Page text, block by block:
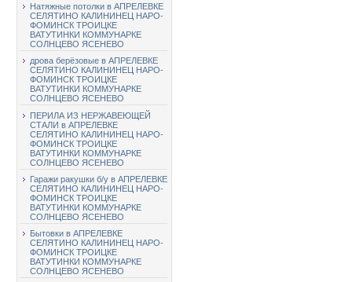
Натяжные потолки в АПРЕЛЕВКЕ
СЕЛЯТИНО КАЛИНИНЕЦ НАРО-
ФОМИНСК ТРОИЦКЕ
ВАТУТИНКИ КОММУНАРКЕ
СОЛНЦЕВО ЯСЕНЕВО
дрова берёзовые в АПРЕЛЕВКЕ
СЕЛЯТИНО КАЛИНИНЕЦ НАРО-
ФОМИНСК ТРОИЦКЕ
ВАТУТИНКИ КОММУНАРКЕ
СОЛНЦЕВО ЯСЕНЕВО
ПЕРИЛА ИЗ НЕРЖАВЕЮЩЕЙ
СТАЛИ в АПРЕЛЕВКЕ
СЕЛЯТИНО КАЛИНИНЕЦ НАРО-
ФОМИНСК ТРОИЦКЕ
ВАТУТИНКИ КОММУНАРКЕ
СОЛНЦЕВО ЯСЕНЕВО
Гаражи ракушки б/у в АПРЕЛЕВКЕ
СЕЛЯТИНО КАЛИНИНЕЦ НАРО-
ФОМИНСК ТРОИЦКЕ
ВАТУТИНКИ КОММУНАРКЕ
СОЛНЦЕВО ЯСЕНЕВО
Бытовки в АПРЕЛЕВКЕ
СЕЛЯТИНО КАЛИНИНЕЦ НАРО-
ФОМИНСК ТРОИЦКЕ
ВАТУТИНКИ КОММУНАРКЕ
СОЛНЦЕВО ЯСЕНЕВО